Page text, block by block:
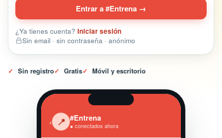
Entrar a #Entrena →
¿Ya tienes cuenta? Iniciar sesión
Sin email · sin contraseña · anónimo
✓ Sin registro✓ Gratis✓ Móvil y escritorio
‹ 📍 #Entrena
● conectados ahora